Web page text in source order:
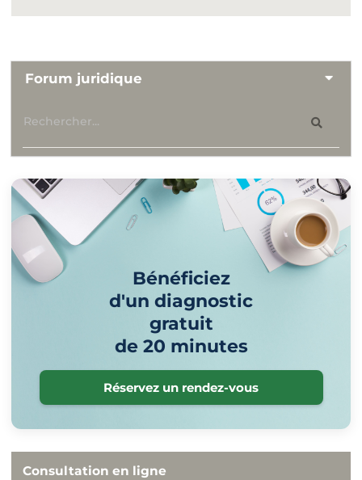
Forum juridique
Bénéficiez
d'un diagnostic
gratuit
de 20 minutes
Réservez un rendez-vous
Consultation en ligne